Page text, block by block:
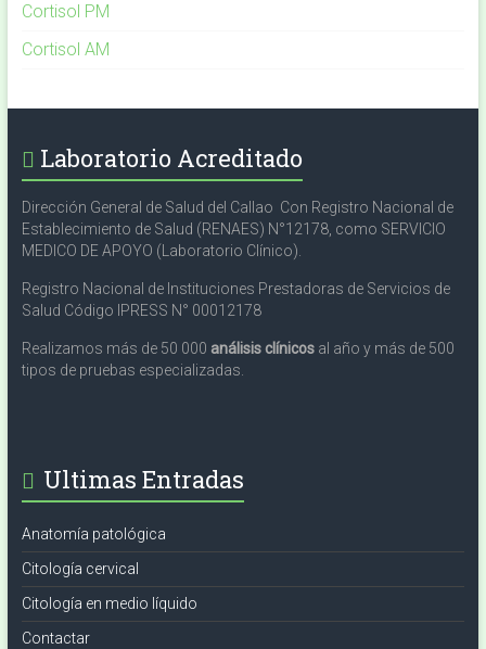
Cortisol PM
Cortisol AM
Laboratorio Acreditado
Dirección General de Salud del Callao Con Registro Nacional de
Establecimiento de Salud (RENAES) N°12178, como SERVICIO
MEDICO DE APOYO (Laboratorio Clínico).
Registro Nacional de Instituciones Prestadoras de Servicios de
Salud Código IPRESS N° 00012178
Realizamos más de 50 000 análisis clínicosal año y más de 500
tipos de pruebas especializadas.
Ultimas Entradas
Anatomía patológica
Citología cervical
Citología en medio líquido
Contactar